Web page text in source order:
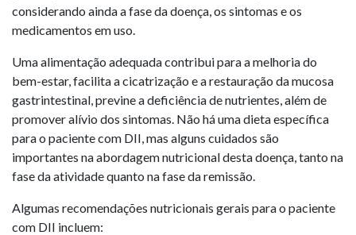
considerando ainda a fase da doença, os sintomas e os
medicamentos em uso.
Uma alimentação adequada contribui para a melhoria do
bem-estar, facilita a cicatrização e a restauração da mucosa
gastrintestinal, previne a deficiência de nutrientes, além de
promover alívio dos sintomas. Não há uma dieta específica
para o paciente com DII, mas alguns cuidados são
importantes na abordagem nutricional desta doença, tanto na
fase da atividade quanto na fase da remissão.
Algumas recomendações nutricionais gerais para o paciente
com DII incluem: